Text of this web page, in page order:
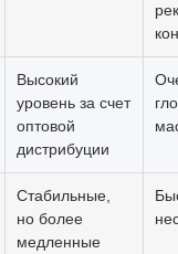
Высокий
уровень за счет
оптовой
дистрибуции
Стабильные,
но более
медленные